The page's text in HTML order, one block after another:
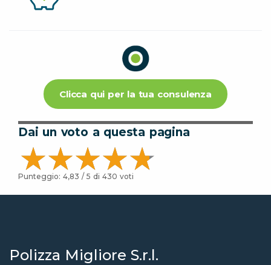
Clicca qui per la tua consulenza
Dai un voto a questa pagina
Punteggio: 4,83 / 5 di 430 voti
Polizza Migliore S.r.l.